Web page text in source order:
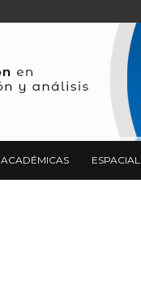
ACADÉMICAS